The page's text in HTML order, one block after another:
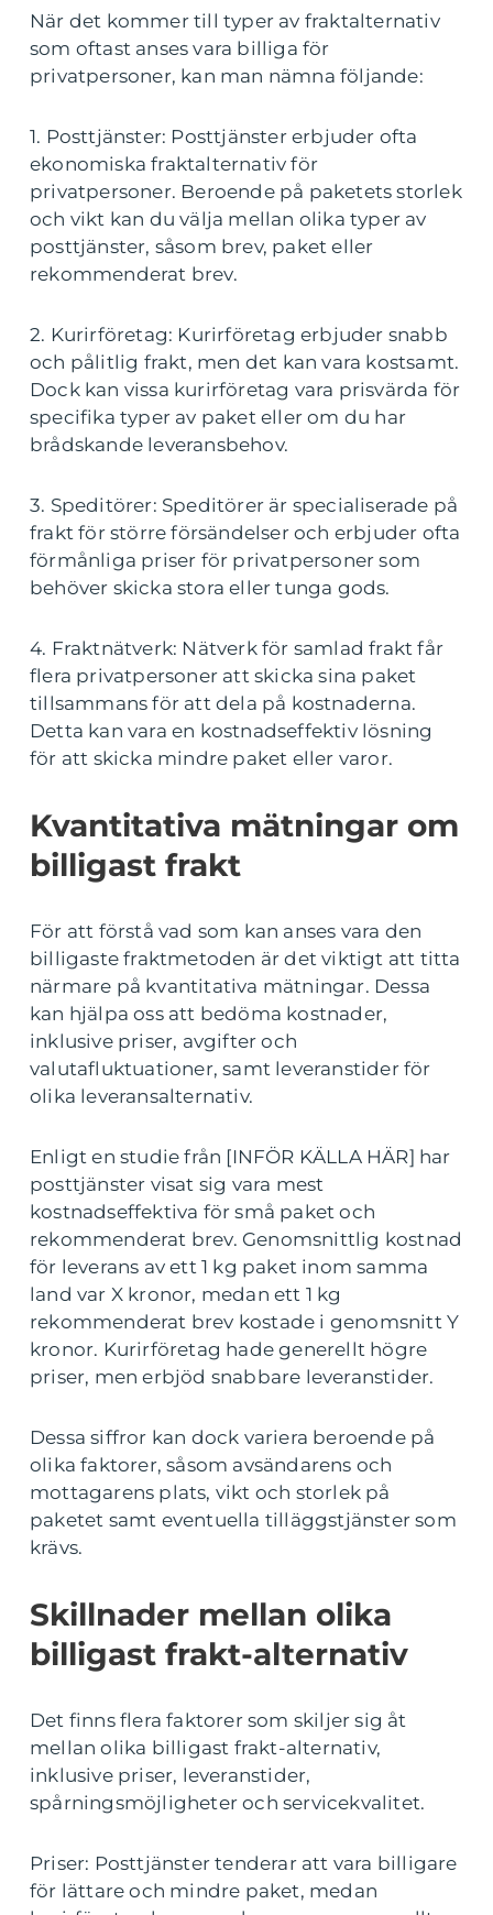
När det kommer till typer av fraktalternativ
som oftast anses vara billiga för
privatpersoner, kan man nämna följande:
1. Posttjänster: Posttjänster erbjuder ofta
ekonomiska fraktalternativ för
privatpersoner. Beroende på paketets storlek
och vikt kan du välja mellan olika typer av
posttjänster, såsom brev, paket eller
rekommenderat brev.
2. Kurirföretag: Kurirföretag erbjuder snabb
och pålitlig frakt, men det kan vara kostsamt.
Dock kan vissa kurirföretag vara prisvärda för
specifika typer av paket eller om du har
brådskande leveransbehov.
3. Speditörer: Speditörer är specialiserade på
frakt för större försändelser och erbjuder ofta
förmånliga priser för privatpersoner som
behöver skicka stora eller tunga gods.
4. Fraktnätverk: Nätverk för samlad frakt får
flera privatpersoner att skicka sina paket
tillsammans för att dela på kostnaderna.
Detta kan vara en kostnadseffektiv lösning
för att skicka mindre paket eller varor.
Kvantitativa mätningar om
billigast frakt
För att förstå vad som kan anses vara den
billigaste fraktmetoden är det viktigt att titta
närmare på kvantitativa mätningar. Dessa
kan hjälpa oss att bedöma kostnader,
inklusive priser, avgifter och
valutafluktuationer, samt leveranstider för
olika leveransalternativ.
Enligt en studie från [INFÖR KÄLLA HÄR] har
posttjänster visat sig vara mest
kostnadseffektiva för små paket och
rekommenderat brev. Genomsnittlig kostnad
för leverans av ett 1 kg paket inom samma
land var X kronor, medan ett 1 kg
rekommenderat brev kostade i genomsnitt Y
kronor. Kurirföretag hade generellt högre
priser, men erbjöd snabbare leveranstider.
Dessa siffror kan dock variera beroende på
olika faktorer, såsom avsändarens och
mottagarens plats, vikt och storlek på
paketet samt eventuella tilläggstjänster som
krävs.
Skillnader mellan olika
billigast frakt-alternativ
Det finns flera faktorer som skiljer sig åt
mellan olika billigast frakt-alternativ,
inklusive priser, leveranstider,
spårningsmöjligheter och servicekvalitet.
Priser: Posttjänster tenderar att vara billigare
för lättare och mindre paket, medan